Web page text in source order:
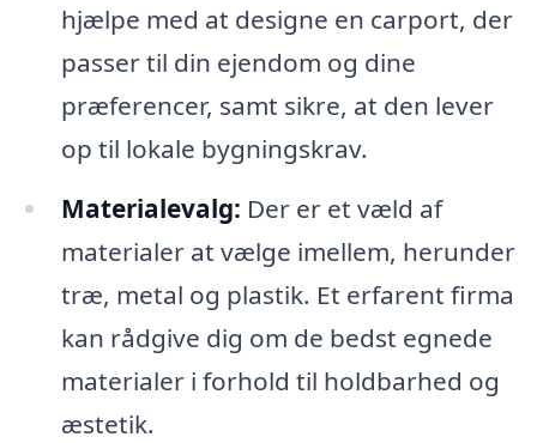
hjælpe med at designe en carport, der
passer til din ejendom og dine
præferencer, samt sikre, at den lever
op til lokale bygningskrav.
Materialevalg: Der er et væld af
materialer at vælge imellem, herunder
træ, metal og plastik. Et erfarent firma
kan rådgive dig om de bedst egnede
materialer i forhold til holdbarhed og
æstetik.